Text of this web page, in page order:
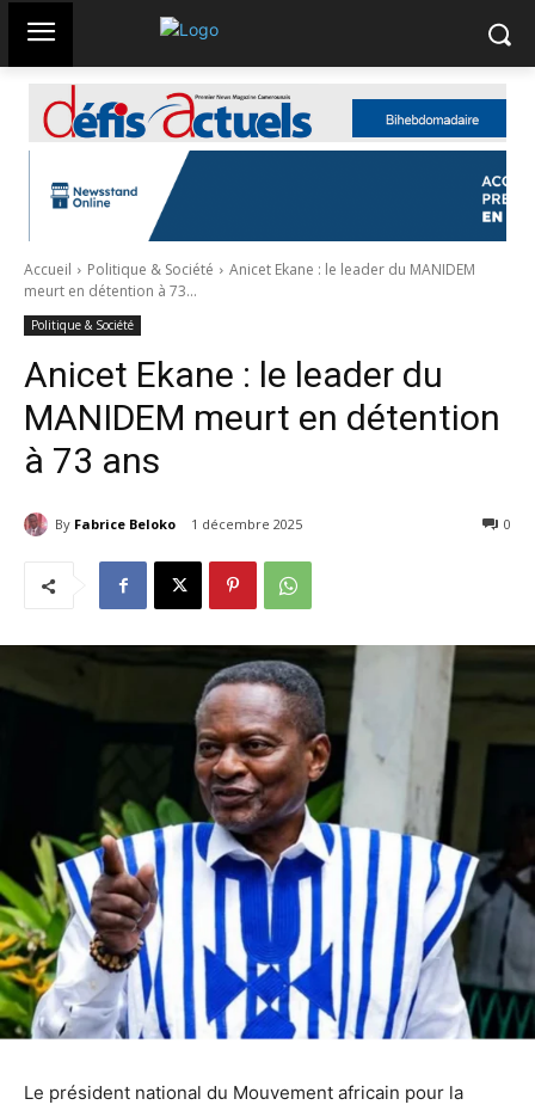
Accueil Politique & Société
Anicet Ekane : le leader du MANIDEM
meurt en détention à 73...
Politique & Société
Anicet Ekane : le leader du
MANIDEM meurt en détention
à 73 ans
By Fabrice Beloko 1 décembre 2025 0
Le président national du Mouvement africain pour la